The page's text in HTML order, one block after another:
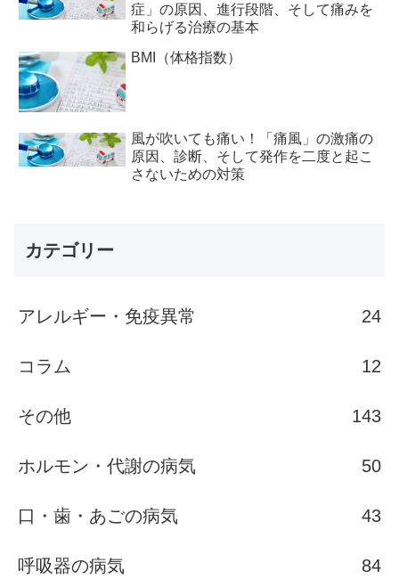
症」の原因、進行段階、そして痛みを
和らげる治療の基本
BMI（体格指数）
風が吹いても痛い！「痛風」の激痛の
原因、診断、そして発作を二度と起こ
さないための対策
カテゴリー
アレルギー・免疫異常 24
コラム 12
その他 143
ホルモン・代謝の病気 50
口・歯・あごの病気 43
呼吸器の病気 84